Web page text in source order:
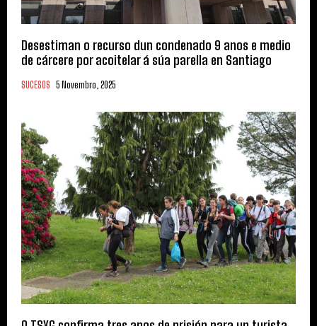
Desestiman o recurso dun condenado 9 anos e medio
de cárcere por acoitelar á súa parella en Santiago
SUCESOS 5 Novembro, 2025